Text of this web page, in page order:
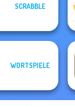
SCRABBLE
WORTSPIELE